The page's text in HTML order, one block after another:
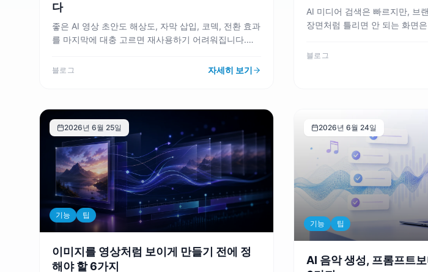
다
좋은 AI 영상 초안도 해상도, 자막 삽입, 코덱, 전환 효과
를 마지막에 대충 고르면 재사용하기 어려워집니다.
하는 이유를 정리합니다.
블로그 자세히 보기
AI 미디어 검색은 빠르지만, 브
장면처럼 틀리면 안 되는 화면
로 어떤 장면을 맡기고 어떤 장
블로그
2026년 6월 25일
기능 팁
이미지를 영상처럼 보이게 만들기 전에 정
해야 할 6가지
2026년 6월 24일
기능 팁
AI 음악 생성, 프롬프트